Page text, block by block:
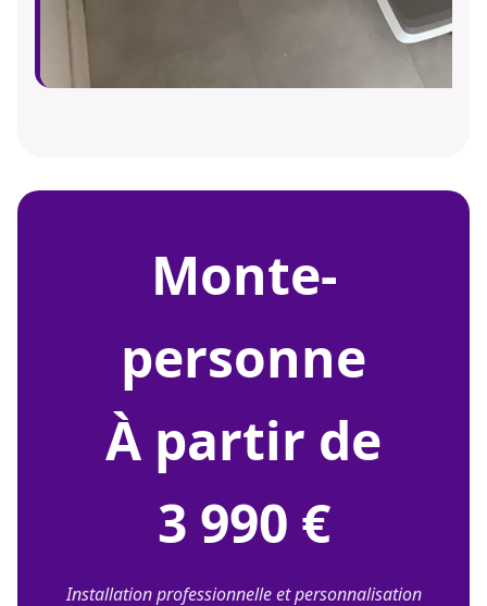
monte-
personne
À partir de
3 990 €
Installation professionnelle et personnalisation